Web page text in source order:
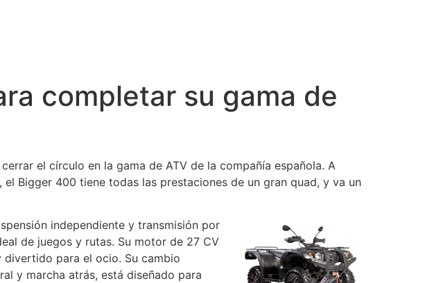
completar su gama de
el círculo en la gama de ATV de la compañía española. A
Bigger 400 tiene todas las prestaciones de un gran quad, y va un
independiente y transmisión por
de juegos y rutas. Su motor de 27 CV
para el ocio. Su cambio
y marcha atrás, está diseñado para